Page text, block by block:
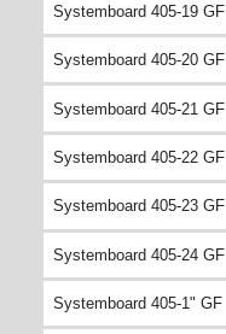
Systemboard 405-19 GF
Systemboard 405-20 GF
Systemboard 405-21 GF
Systemboard 405-22 GF
Systemboard 405-23 GF
Systemboard 405-24 GF
Systemboard 405-1" GF